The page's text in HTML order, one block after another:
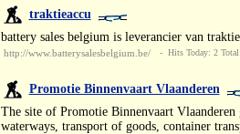
traktieaccu
battery sales belgium is leverancier van
http://www.batterysalesbelgium.be/ - Hits Today: 2
Promotie Binnenvaart Vlaanderen
The site of Promotie Binnenvaart
waterways, transport of goods, container